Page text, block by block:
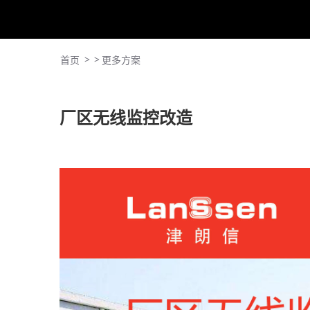
首页 > > 更多方案
厂区无线监控改造